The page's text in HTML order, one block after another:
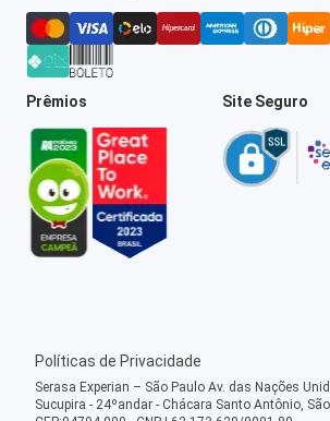
Prêmios Site Seguro
Políticas de Privacidade
Serasa Experian – São Paulo Av. das Nações
Sucupira - 24ºandar - Chácara Santo Antônio,